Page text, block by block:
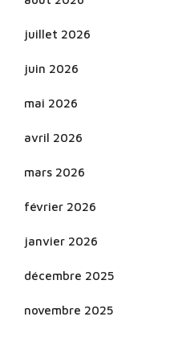
juillet 2026
juin 2026
mai 2026
avril 2026
mars 2026
février 2026
janvier 2026
décembre 2025
novembre 2025